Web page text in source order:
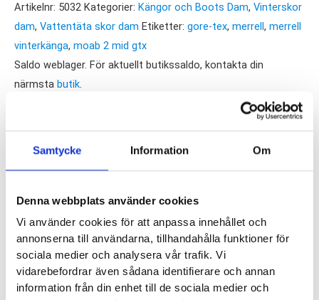
Samtycke Information Om
Denna webbplats använder cookies
Vi använder cookies för att anpassa innehållet och
annonserna till användarna, tillhandahålla funktioner för
sociala medier och analysera vår trafik. Vi
vidarebefordrar även sådana identifierare och annan
information från din enhet till de sociala medier och
Artikelnr: 5032 Kategorier: Kängor och Boots Dam, Vinterskor
dam, Vattentäta skor dam Etiketter: gore-tex, merrell, merrell
vinterkänga, moab 2 mid gtx
Saldo weblager. För aktuellt butikssaldo, kontakta din
närmsta butik.
Läst:Normal
Butiker:Umeå
MERRELL